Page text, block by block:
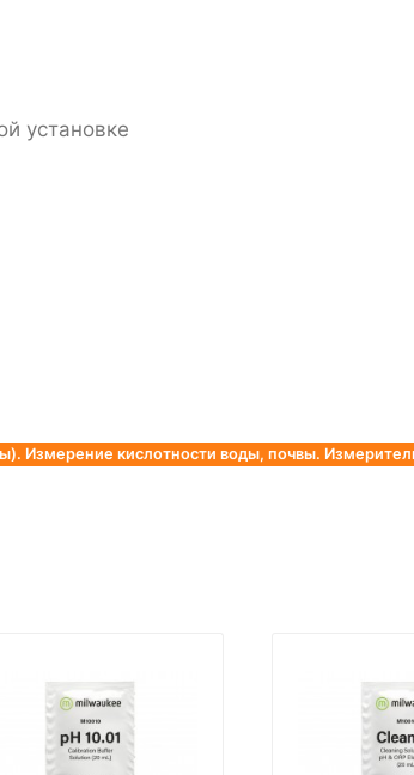
установке
Измерение кислотности воды, почвы.